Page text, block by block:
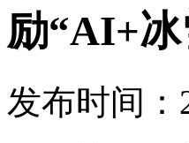
励“AI+冰
发布时间：